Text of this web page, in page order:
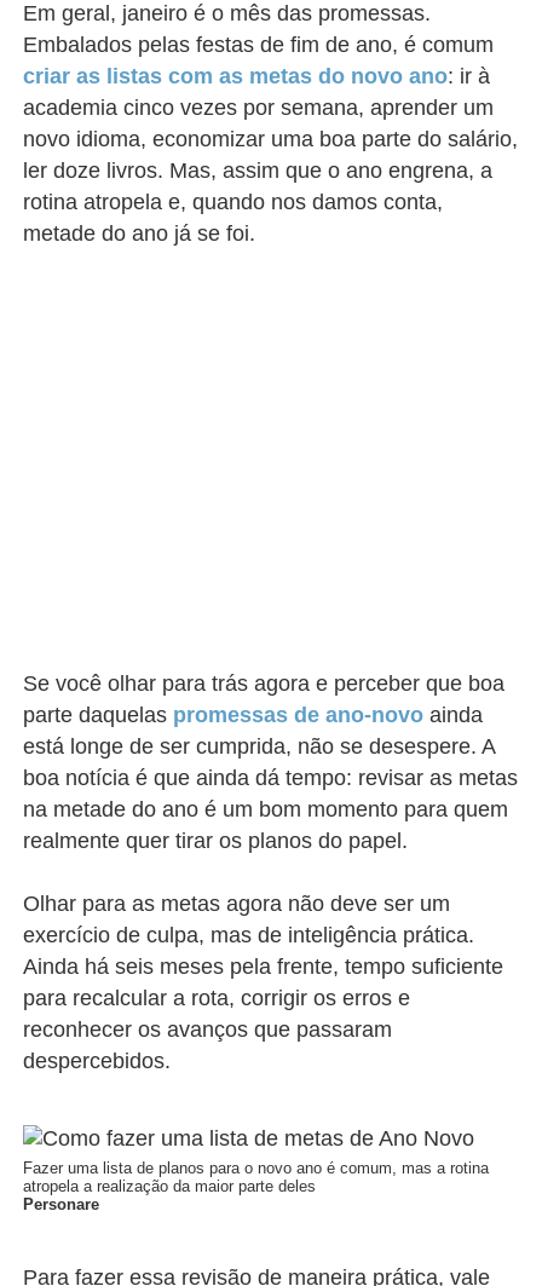
Em geral, janeiro é o mês das promessas.
Embalados pelas festas de fim de ano, é comum
criar as listas com as metas do novo ano: ir à
academia cinco vezes por semana, aprender um
novo idioma, economizar uma boa parte do salário,
ler doze livros. Mas, assim que o ano engrena, a
rotina atropela e, quando nos damos conta,
metade do ano já se foi.
Se você olhar para trás agora e perceber que boa
parte daquelas promessas de ano-novo ainda
está longe de ser cumprida, não se desespere. A
boa notícia é que ainda dá tempo: revisar as metas
na metade do ano é um bom momento para quem
realmente quer tirar os planos do papel.
Olhar para as metas agora não deve ser um
exercício de culpa, mas de inteligência prática.
Ainda há seis meses pela frente, tempo suficiente
para recalcular a rota, corrigir os erros e
reconhecer os avanços que passaram
despercebidos.
Fazer uma lista de planos para o novo ano é comum, mas a rotina
atropela a realização da maior parte deles
Personare
Para fazer essa revisão de maneira prática, vale